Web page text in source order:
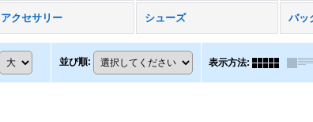
アクセサリー シューズ バッ
並び順: 表示方法: